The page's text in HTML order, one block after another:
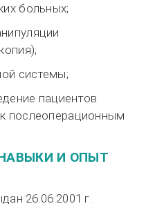
больных;
системы;
пациентов
послеоперационным
И ОПЫТ
26.06.2001 г.